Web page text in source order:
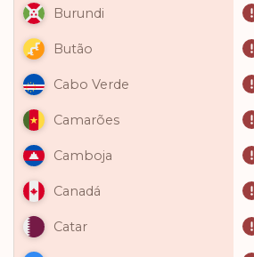
Burundi
Butão
Cabo Verde
Camarões
Camboja
Canadá
Catar